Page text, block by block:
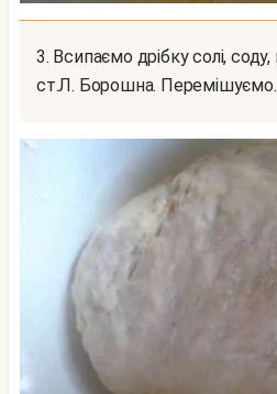
3. Всипаємо дрібку солі, соду, гаситься оцтом, і 2
ст.Л. Борошна. Перемішуємо.